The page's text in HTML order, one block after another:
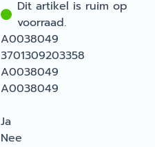
Dit artikel is ruim op
voorraad.
A0038049
3701309203358
A0038049
A0038049
Ja
Nee